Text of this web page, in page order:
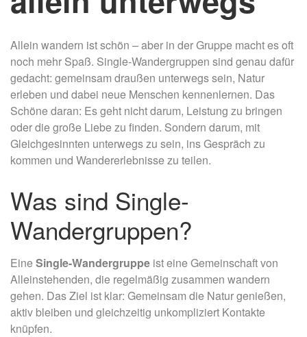
Allein wandern ist schön – aber in der Gruppe macht es oft
noch mehr Spaß. Single-Wandergruppen sind genau dafür
gedacht: gemeinsam draußen unterwegs sein, Natur
erleben und dabei neue Menschen kennenlernen. Das
Schöne daran: Es geht nicht darum, Leistung zu bringen
oder die große Liebe zu finden. Sondern darum, mit
Gleichgesinnten unterwegs zu sein, ins Gespräch zu
kommen und Wandererlebnisse zu teilen.
Was sind Single-
Wandergruppen?
Eine Single-Wandergruppe ist eine Gemeinschaft von
Alleinstehenden, die regelmäßig zusammen wandern
gehen. Das Ziel ist klar: Gemeinsam die Natur genießen,
aktiv bleiben und gleichzeitig unkompliziert Kontakte
knüpfen.